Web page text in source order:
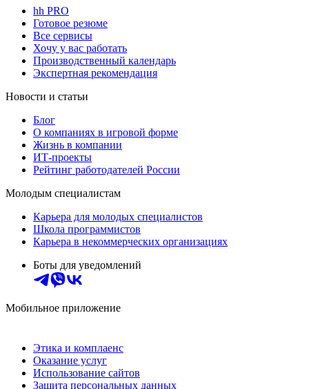
hh PRO
Готовое резюме
Все сервисы
Хочу у вас работать
Производственный календарь
Экспертная рекомендация
Новости и статьи
Блог
О компаниях в игровой форме
Жизнь в компании
ИТ-проекты
Рейтинг работодателей России
Молодым специалистам
Карьера для молодых специалистов
Школа программистов
Карьера в некоммерческих организациях
Боты для уведомлений
Мобильное приложение
Этика и комплаенс
Оказание услуг
Использование сайтов
Защита персональных данных